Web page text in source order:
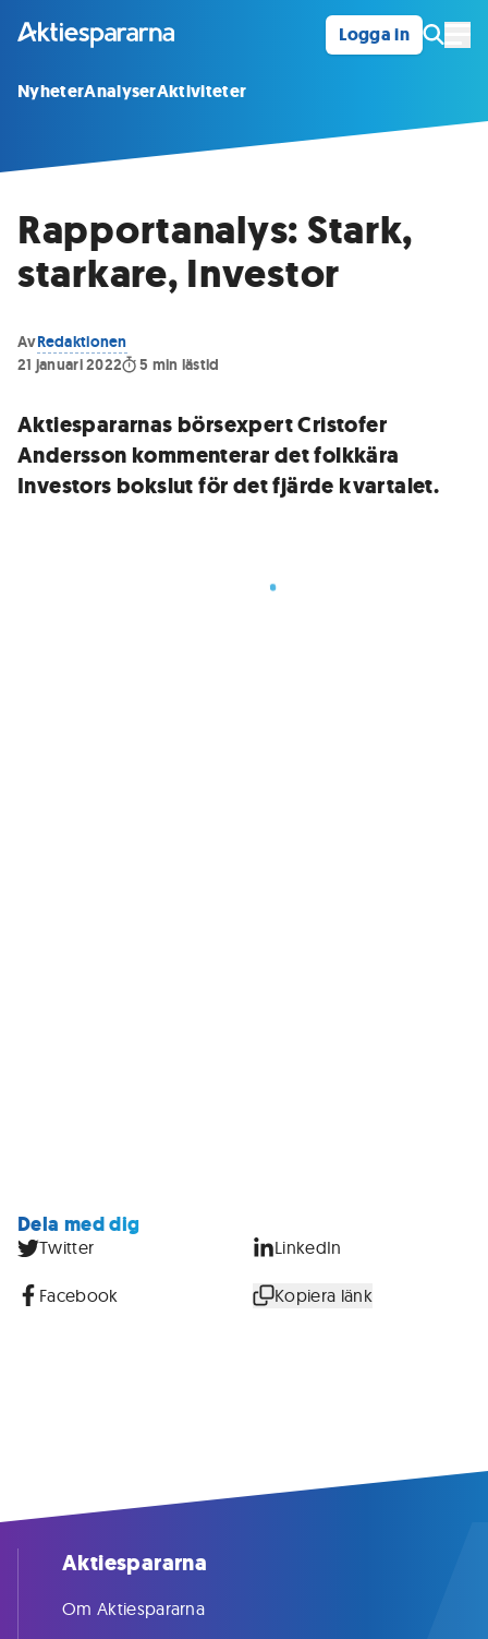
Logga in
NyheterAnalyserAktiviteter
Rapportanalys: Stark,
starkare, Investor
AvRedaktionen
21 januari 2022
5 min lästid
Aktiespararnas börsexpert Cristofer
Andersson kommenterar det folkkära
Investors bokslut för det fjärde kvartalet.
Dela med dig
Twitter LinkedIn
Facebook Kopiera länk
Aktiespararna
Om Aktiespararna